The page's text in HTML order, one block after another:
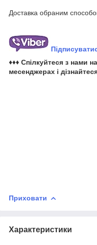
Доставка обраним
♦♦♦ Спілкуйтеся з нами
месенджерах і
Приховати
Характеристики